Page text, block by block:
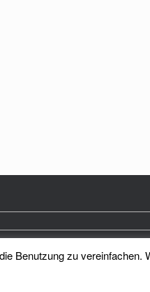
Benutzung zu